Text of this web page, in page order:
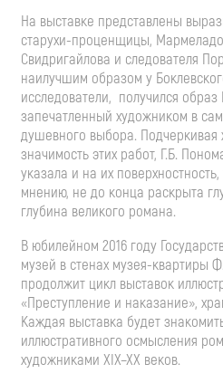
На выставке представлены
старухи-проценщицы,
Свидригайлова и следователя
наилучшим образом у
исследователи, получился
запечатленный художником в
душевного выбора. Подчеркивая
значимость этих работ, Г.Б.
указала и на их
мнению, не до конца раскрыта
глубина великого романа.
В юбилейном 2016 году
музей в стенах музея-квартиры
продолжит цикл выставок
«Преступление и наказание»,
Каждая выставка будет
иллюстративного осмысления
художниками XIX–XX веков.